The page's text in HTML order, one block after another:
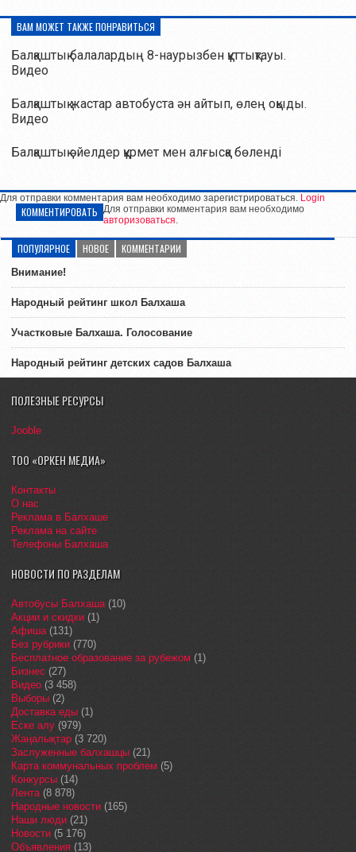
ВАМ МОЖЕТ ТАКЖЕ ПОНРАВИТЬСЯ
Балқаштық балалардың 8-наурызбен құттықтауы.
Видео
Балқаштық жастар автобуста ән айтып, өлең оқыды.
Видео
Балқаштық әйелдер құрмет мен алғысқа бөленді
Для отправки комментария вам необходимо зарегистрироваться. Login
КОММЕНТИРОВАТЬ Для отправки комментария вам необходимо
авторизоваться.
ПОПУЛЯРНОЕ НОВОЕ КОММЕНТАРИИ
Внимание!
Народный рейтинг школ Балхаша
Участковые Балхаша. Голосование
Народный рейтинг детских садов Балхаша
ПОЛЕЗНЫЕ РЕСУРСЫ
Jooble
ТОО «ОРКЕН МЕДИА»
Контакты
О нас
Реклама в Балхаше
Реклама на сайте
Телефоны Балхаша
НОВОСТИ ПО РАЗДЕЛАМ
Автобусы Балхаша(10)
Акции и скидки (1)
Афиша(131)
Без рубрики (770)
Бесплатное образование за рубежом (1)
Бизнес (27)
Видео (3 458)
Выборы (2)
Доставка еды (1)
Еске алу (979)
Жаңалықтар (3 720)
Заслуженные балхашцы (21)
Карта коммунальных проблем (5)
Конкурсы (14)
Лента(8 878)
Народные новости (165)
Наши люди (21)
Новости (5 176)
Объявления (13)